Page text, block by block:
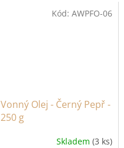
Vonný Olej - Černý Pepř -
250 g
Skladem (3 ks)
Kód: AWPFO-06